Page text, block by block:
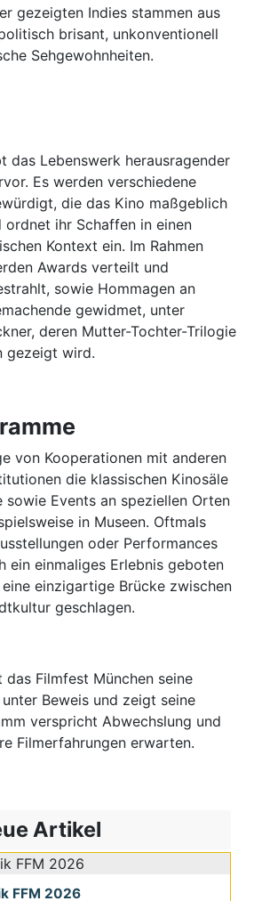
gezeigten Indies stammen aus
brisant, unkonventionell
Sehgewohnheiten.
das Lebenswerk herausragender
Es werden verschiedene
die das Kino maßgeblich
ordnet ihr Schaffen in einen
Kontext ein. Im Rahmen
Awards verteilt und
sowie Hommagen an
gewidmet, unter
deren Mutter-Tochter-Trilogie
gezeigt wird.
von Kooperationen mit anderen
die klassischen Kinosäle
sowie Events an speziellen Orten
in Museen. Oftmals
oder Performances
ein einmaliges Erlebnis geboten
einzigartige Brücke zwischen
geschlagen.
Filmfest München seine
Beweis und zeigt seine
verspricht Abwechslung und
Filmerfahrungen erwarten.
Artikel
FFM 2026